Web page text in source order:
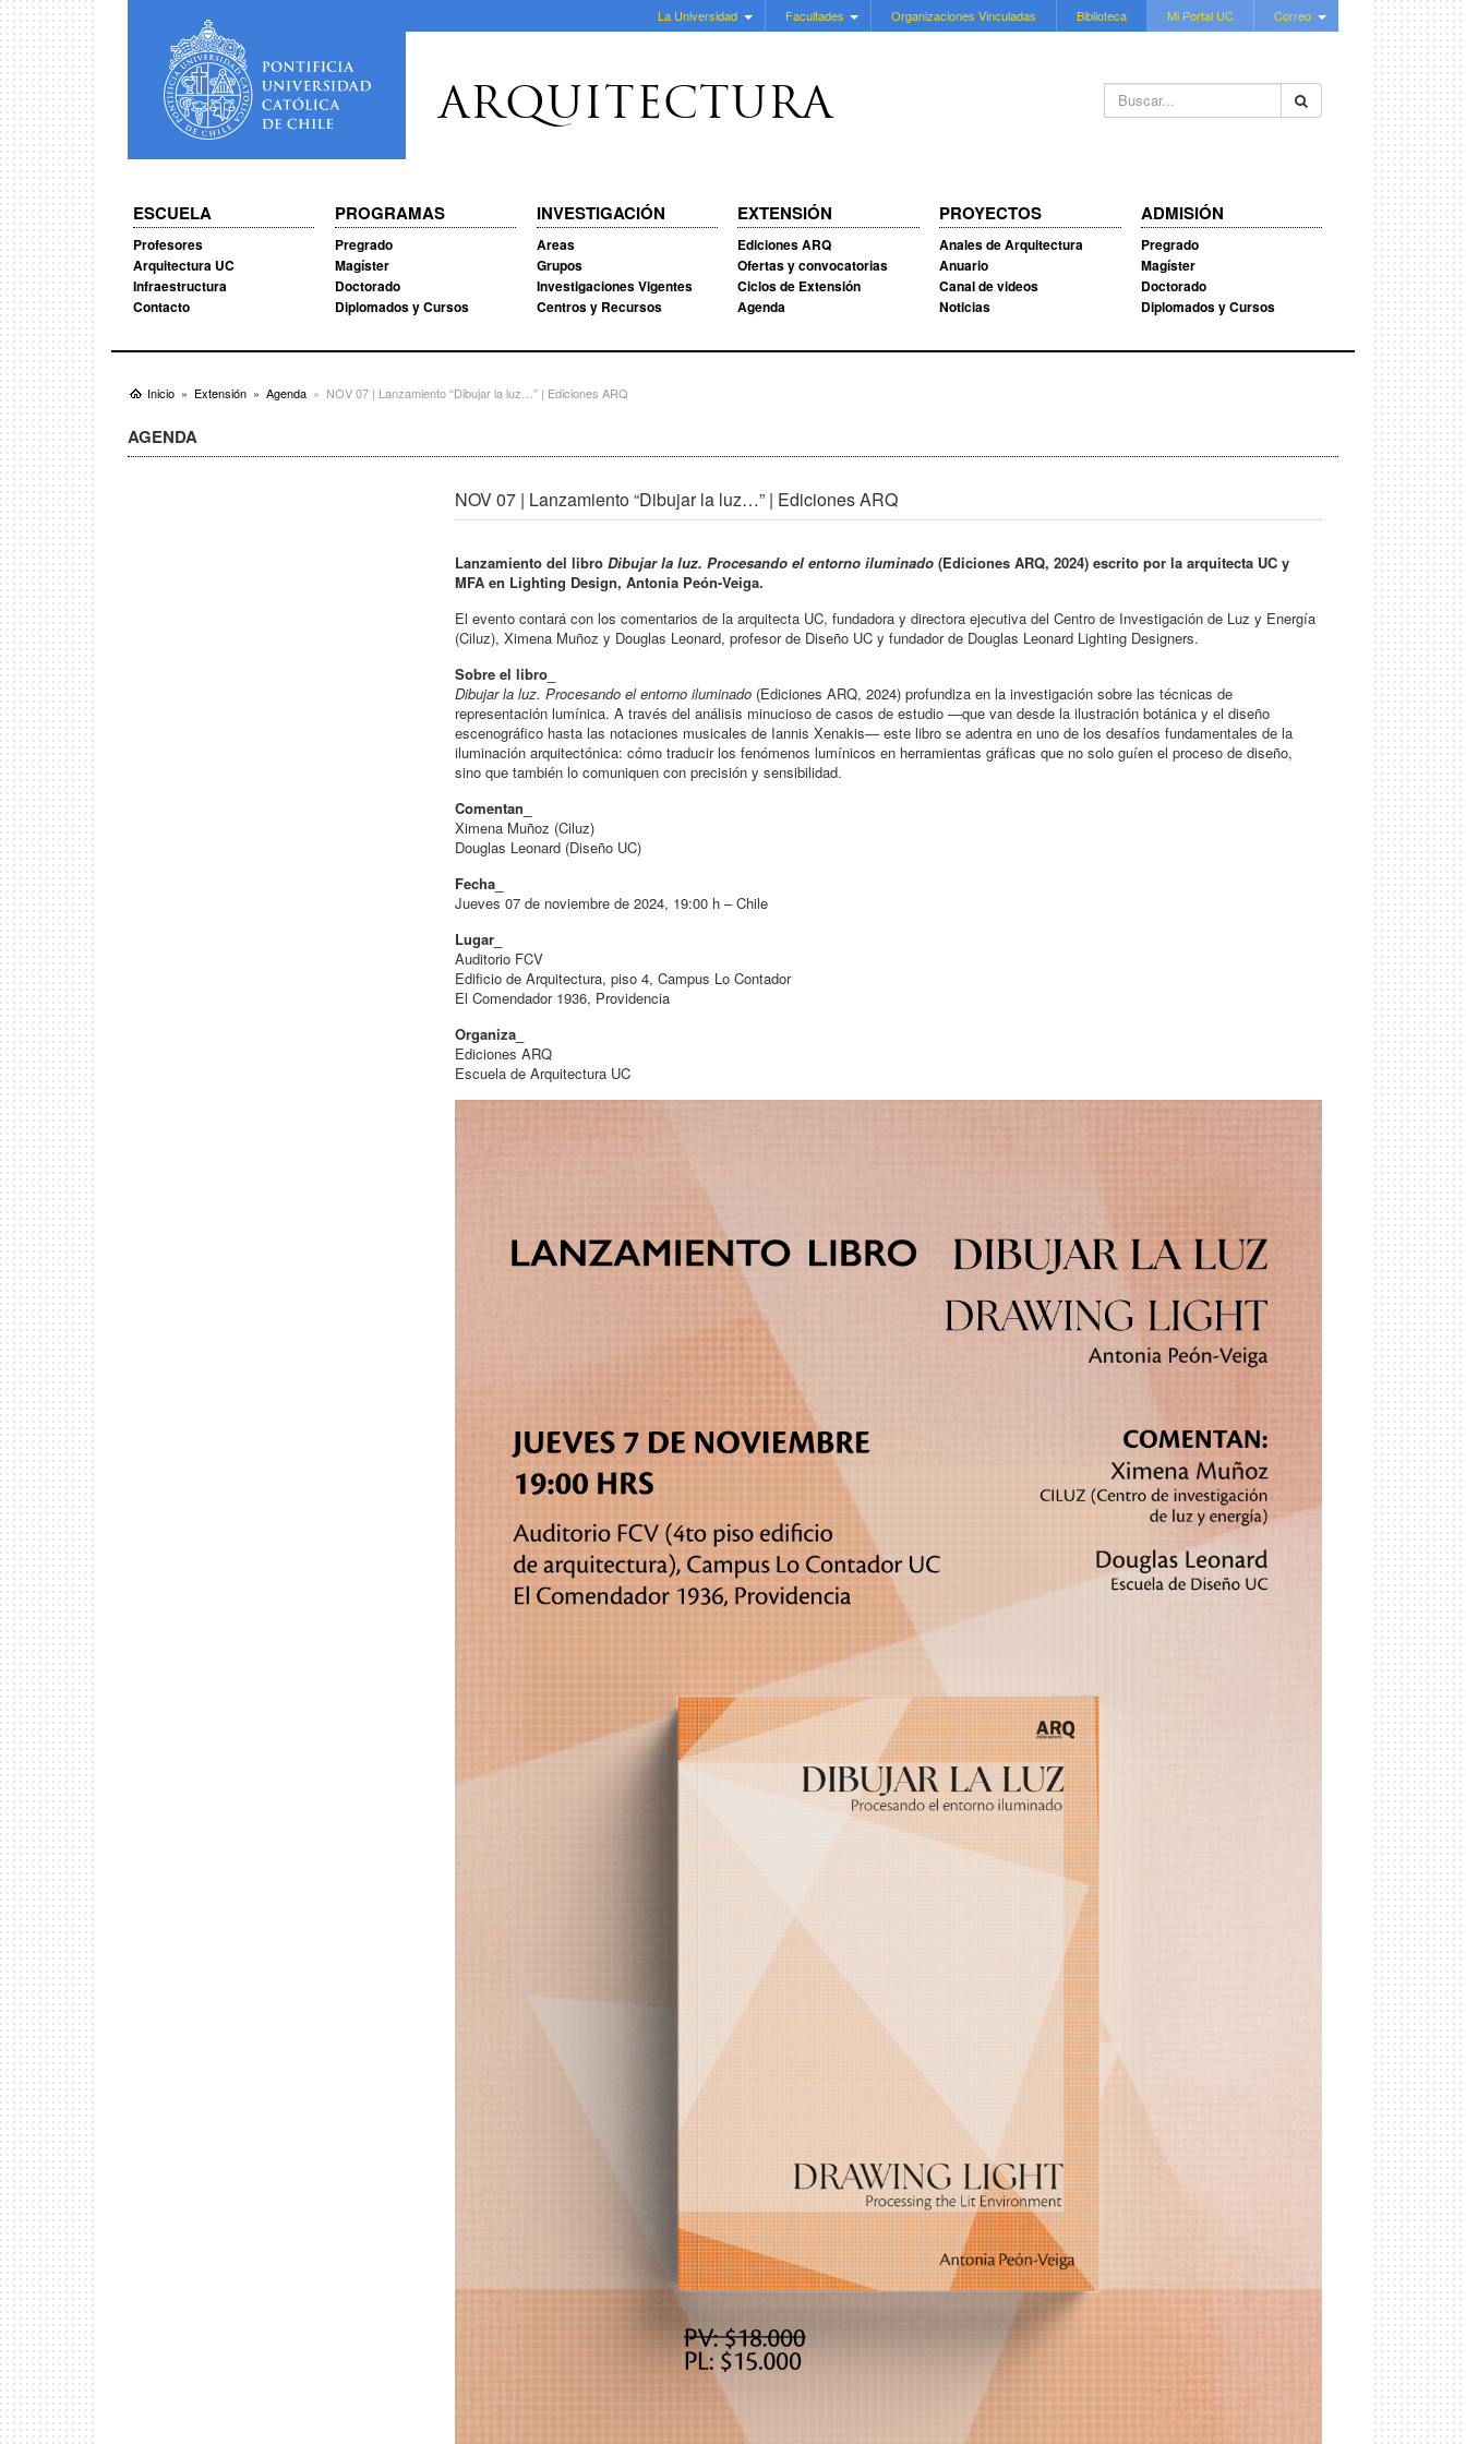
La Universidad Facultades Organizaciones Vinculadas Biblioteca Mi Portal UC Correo
Buscar...
ARQUITECTURA
ESCUELA
Profesores
Arquitectura UC
Infraestructura
Contacto
PROGRAMAS
Pregrado
Magíster
Doctorado
Diplomados y Cursos
INVESTIGACIÓN
Areas
Grupos
Investigaciones Vigentes
Centros y Recursos
EXTENSIÓN
Ediciones ARQ
Ofertas y convocatorias
Ciclos de Extensión
Agenda
PROYECTOS
Anales de Arquitectura
Anuario
Canal de videos
Noticias
ADMISIÓN
Pregrado
Magíster
Doctorado
Diplomados y Cursos
Inicio Extensión Agenda NOV 07 | Lanzamiento “Dibujar la luz…” | Ediciones ARQ
AGENDA
NOV 07 | Lanzamiento “Dibujar la luz…” | Ediciones ARQ
Lanzamiento del libro Dibujar la luz. Procesando el entorno iluminado (Ediciones ARQ, 2024) escrito por la arquitecta UC y
MFA en Lighting Design, Antonia Peón-Veiga.
El evento contará con los comentarios de la arquitecta UC, fundadora y directora ejecutiva del Centro de Investigación de Luz y Energía
(Ciluz), Ximena Muñoz y Douglas Leonard, profesor de Diseño UC y fundador de Douglas Leonard Lighting Designers.
Sobre el libro_
Dibujar la luz. Procesando el entorno iluminado (Ediciones ARQ, 2024) profundiza en la investigación sobre las técnicas de
representación lumínica. A través del análisis minucioso de casos de estudio —que van desde la ilustración botánica y el diseño
escenográfico hasta las notaciones musicales de Iannis Xenakis— este libro se adentra en uno de los desafíos fundamentales de la
iluminación arquitectónica: cómo traducir los fenómenos lumínicos en herramientas gráficas que no solo guíen el proceso de diseño,
sino que también lo comuniquen con precisión y sensibilidad.
Comentan_
Ximena Muñoz (Ciluz)
Douglas Leonard (Diseño UC)
Fecha_
Jueves 07 de noviembre de 2024, 19:00 h – Chile
Lugar_
Auditorio FCV
Edificio de Arquitectura, piso 4, Campus Lo Contador
El Comendador 1936, Providencia
Organiza_
Ediciones ARQ
Escuela de Arquitectura UC